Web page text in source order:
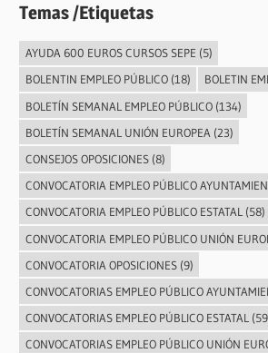
Temas /Etiquetas
AYUDA 600 EUROS CURSOS SEPE (5)
BOLENTIN EMPLEO PÚBLICO(18) BOLETIN
BOLETÍN SEMANAL EMPLEO PÚBLICO(134)
BOLETÍN SEMANAL UNIÓN EUROPEA (23)
CONSEJOS OPOSICIONES(8)
CONVOCATORIA EMPLEO PÚBLICO
CONVOCATORIA EMPLEO PÚBLICO ESTATAL(58)
CONVOCATORIA EMPLEO PÚBLICO UNIÓN
CONVOCATORIA OPOSICIONES(9)
CONVOCATORIAS EMPLEO PÚBLICO
CONVOCATORIAS EMPLEO PÚBLICO ESTATAL
CONVOCATORIAS EMPLEO PÚBLICO UNIÓN